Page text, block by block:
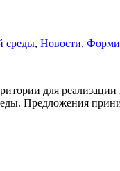
среды, Новости,
для
Предложения